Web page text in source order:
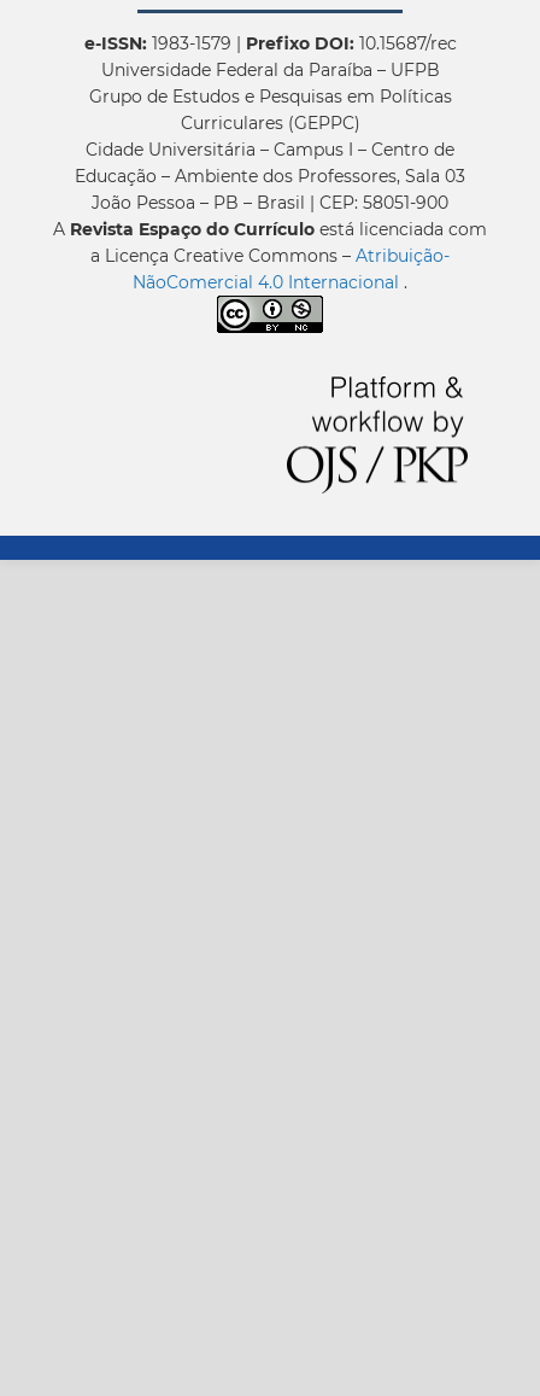
e-ISSN:1983-1579 | Prefixo DOI:10.15687/rec
Universidade Federal da Paraíba – UFPB
Grupo de Estudos e Pesquisas em Políticas
Curriculares (GEPPC)
Cidade Universitária – Campus I – Centro de
Educação – Ambiente dos Professores, Sala 03
João Pessoa – PB – Brasil | CEP: 58051-900
A Revista Espaço do Currículo está licenciada com
a Licença Creative Commons – Atribuição-
NãoComercial 4.0 Internacional .